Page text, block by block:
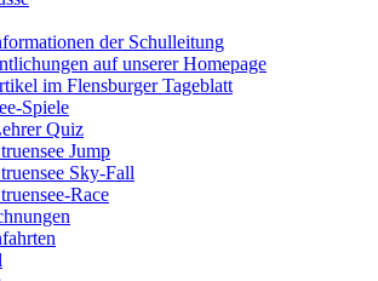
der Schulleitung
auf unserer Homepage
im Flensburger Tageblatt
Spiele
Quiz
Jump
Sky-Fall
Race